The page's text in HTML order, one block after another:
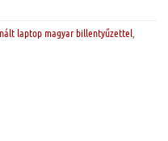
laptop magyar billentyűzettel